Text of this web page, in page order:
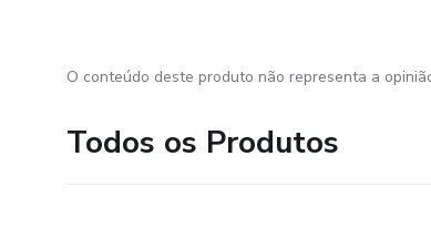
O conteúdo deste produto não representa a
Todos os Produtos